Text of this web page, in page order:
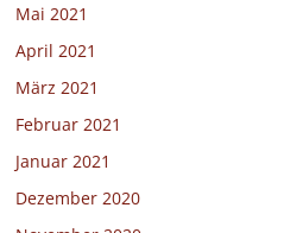
Mai 2021
April 2021
März 2021
Februar 2021
Januar 2021
Dezember 2020